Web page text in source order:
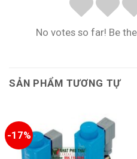
No votes so far! Be
SẢN PHẨM TƯƠNG TỰ
-17%